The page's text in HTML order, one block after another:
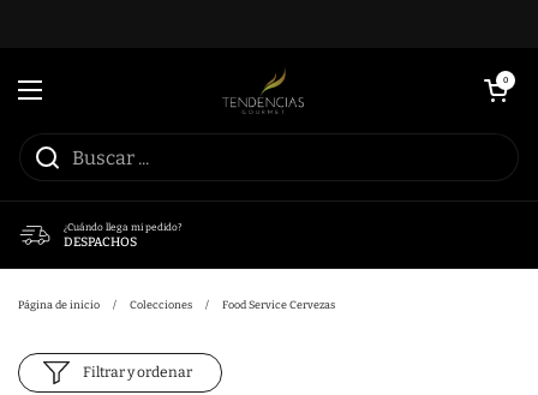
Abrir menú
Abrir carrito
0
¿Cuándo llega mi pedido?
DESPACHOS
Página de inicio / Colecciones / Food Service Cervezas
Filtrar y ordenar